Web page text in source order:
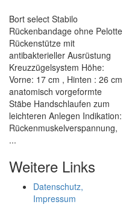
Bort select Stabilo
Rückenbandage ohne Pelotte
Rückenstütze mit
antibakterieller Ausrüstung
Kreuzzügelsystem Höhe:
Vorne: 17 cm , Hinten : 26 cm
anatomisch vorgeformte
Stäbe Handschlaufen zum
leichteren Anlegen Indikation:
Rückenmuskelverspannung,
...
Weitere Links
Datenschutz,
Impressum